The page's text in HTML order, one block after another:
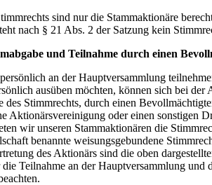
sind nur die Stammaktionäre
nach § 21 Abs. 2 der Satzung kein
und Teilnahme durch einen
an der Hauptversammlung
ausüben möchten, können sich bei der
des Stimmrechts, durch einen
Aktionärsvereinigung oder einen sonstigen
wir unseren Stammaktionären die
benannte weisungsgebundene
des Aktionärs sind die oben
Teilnahme an der Hauptversammlung und